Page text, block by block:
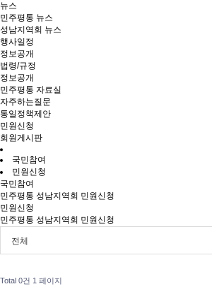
뉴스
민주평통 뉴스
성남지역회 뉴스
행사일정
정보공개
법령/규정
정보공개
민주평통 자료실
자주하는질문
통일정책제안
민원신청
회원게시판
국민참여
민원신청
국민참여
민주평통 성남지역회 민원신청
민원신청
민주평통 성남지역회 민원신청
전체
Total 0건 1 페이지